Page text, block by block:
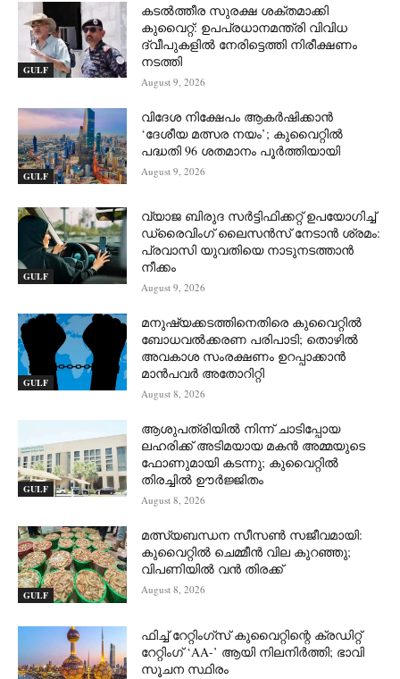
GULF
കടൽത്തീര സുരക്ഷ ശക്തമാക്കി
കുവൈറ്റ്: ഉപപ്രധാനമന്ത്രി വിവിധ
ദ്വീപുകളിൽ നേരിട്ടെത്തി നിരീക്ഷണം
നടത്തി
August 9, 2026
GULF
വിദേശ നിക്ഷേപം ആകർഷിക്കാൻ
‘ദേശീയ മത്സര നയം’; കുവൈറ്റിൽ
പദ്ധതി 96 ശതമാനം പൂർത്തിയായി
August 9, 2026
GULF
വ്യാജ ബിരുദ സർട്ടിഫിക്കറ്റ് ഉപയോഗിച്ച്
ഡ്രൈവിംഗ് ലൈസൻസ് നേടാൻ ശ്രമം:
പ്രവാസി യുവതിയെ നാടുനടത്താൻ
നീക്കം
August 9, 2026
GULF
മനുഷ്യക്കടത്തിനെതിരെ കുവൈറ്റിൽ
ബോധവൽക്കരണ പരിപാടി; തൊഴിൽ
അവകാശ സംരക്ഷണം ഉറപ്പാക്കാൻ
മാൻപവർ അതോറിറ്റി
August 8, 2026
GULF
ആശുപത്രിയിൽ നിന്ന് ചാടിപ്പോയ
ലഹരിക്ക് അടിമയായ മകൻ അമ്മയുടെ
ഫോണുമായി കടന്നു; കുവൈറ്റിൽ
തിരച്ചിൽ ഊർജ്ജിതം
August 8, 2026
GULF
മത്സ്യബന്ധന സീസൺ സജീവമായി:
കുവൈറ്റിൽ ചെമ്മീൻ വില കുറഞ്ഞു;
വിപണിയിൽ വൻ തിരക്ക്
August 8, 2026
ഫിച്ച് റേറ്റിംഗ്സ് കുവൈറ്റിന്റെ ക്രഡിറ്റ്
റേറ്റിംഗ് ‘AA-’ ആയി നിലനിർത്തി; ഭാവി
സൂചന സ്ഥിരം